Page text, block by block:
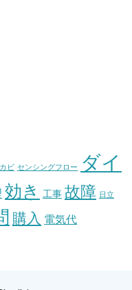
カビ センシングフロー
ダイ
効き 工事 故障 日立
購入 電気代